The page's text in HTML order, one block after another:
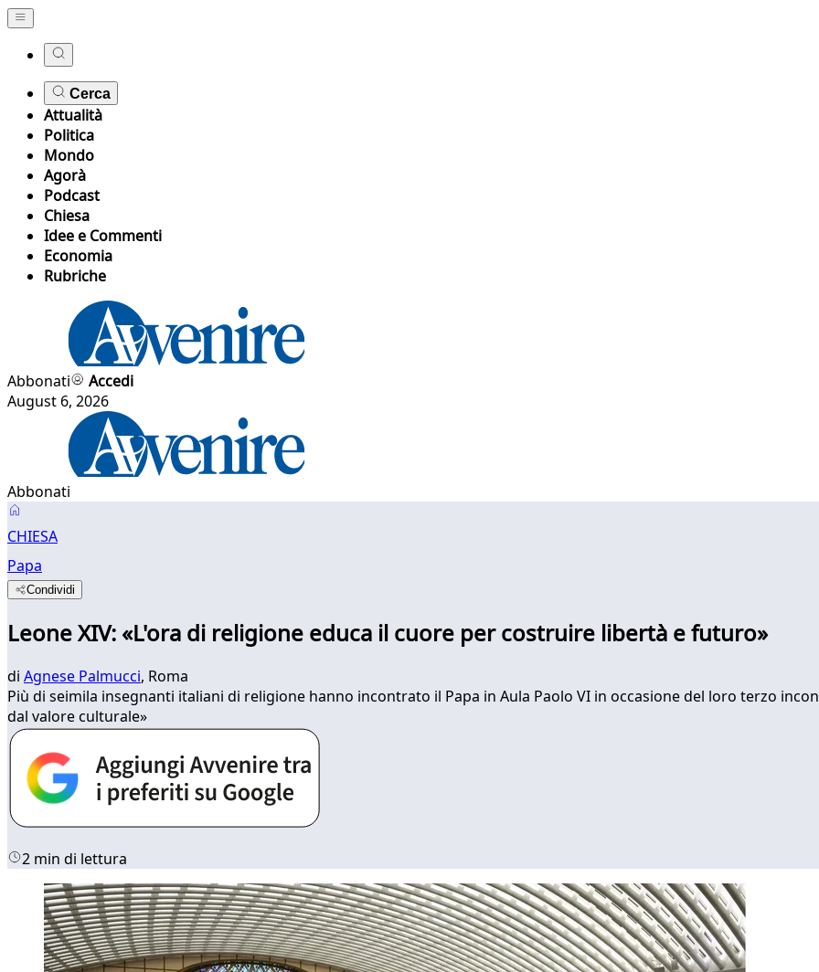
Cerca
Attualità
Politica
Mondo
Agorà
Podcast
Chiesa
Idee e Commenti
Economia
Rubriche
Abbonati
Accedi
August 6, 2026
Abbonati
CHIESA
Papa
Condividi
Leone XIV: «L'ora di religione educa il cuore per costruire libertà e futuro»
di Agnese Palmucci, Roma
Più di seimila insegnanti italiani di religione hanno incontrato il Papa in Aula Paolo VI in occasione del loro terzo
dal valore culturale»
2 min di lettura